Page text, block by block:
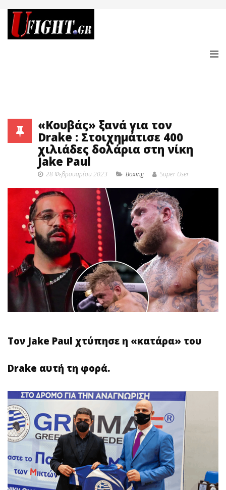
«Κουβάς» ξανά για τον
Drake : Στοιχημάτισε 400
χιλιάδες δολάρια στη νίκη
Jake Paul
28 Φεβρουαρίου 2023 Boxing Super User
Τον Jake Paul χτύπησε η «κατάρα» του
Drake αυτή τη φορά.